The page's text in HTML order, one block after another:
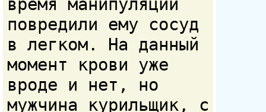
время манипуляций
повредили ему сосуд
в легком. На данный
момент крови уже
вроде и нет, но
мужчина курильщик, с